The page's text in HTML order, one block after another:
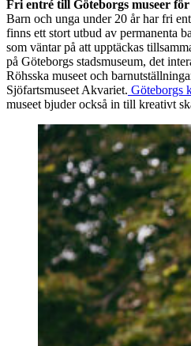
Fri entré till Göteborgs museer
Barn och unga under 20 år har fri
finns ett stort utbud av permanenta
som väntar på att upptäckas
på Göteborgs stadsmuseum, det
Röhsska museet och
Sjöfartsmuseet Akvariet. Göteborgs
museet bjuder också in till kreativt